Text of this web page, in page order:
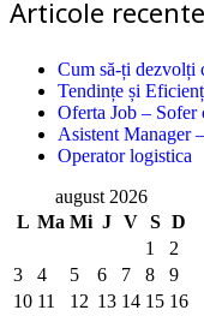
Articole recente
Cum să-ți dezvolți
Tendințe și
Oferta Job – Sofer
Asistent Manager
Operator logistica
august 2026
L Ma Mi J V S D
1
2
3
4 5 6 7 8
9
10 11 12 13 14 15 16